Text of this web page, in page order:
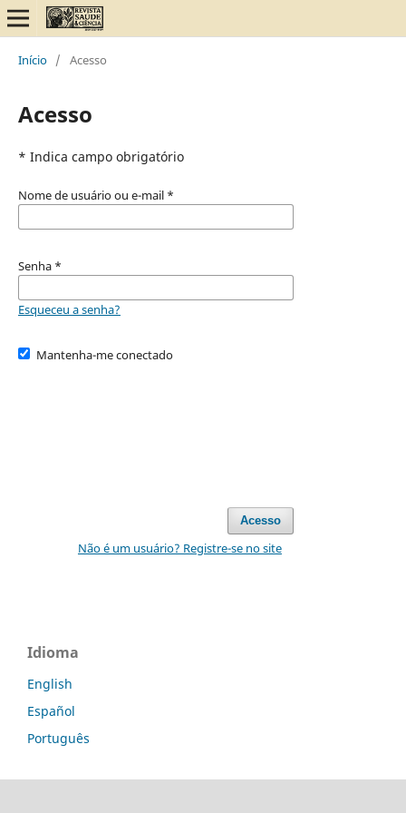
Início / Acesso
Acesso
* Indica campo obrigatório
Nome de usuário ou e-mail *
Senha *
Esqueceu a senha?
Mantenha-me conectado
Acesso
Não é um usuário? Registre-se no site
Idioma
English
Español
Português